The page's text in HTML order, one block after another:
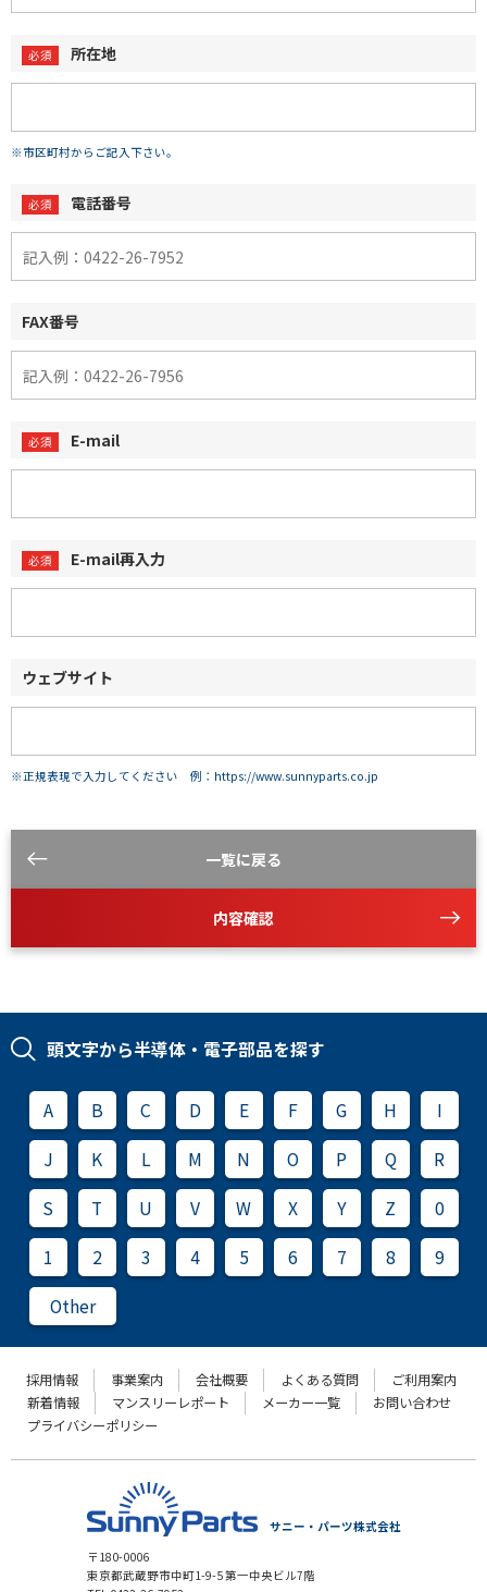
所在地
※市区町村からご記入下さい。
電話番号
FAX番号
E-mail
E-mail再入力
ウェブサイト
※正規表現で入力してください 例：https://www.sunnyparts.co.jp
一覧に戻る
内容確認
頭文字から半導体・電子部品を探す
A B C D E F G H
I
J
K L M N O P Q
R
S
T U V W X Y Z
0
1
2 3 4 5 6 7 8
9
Other
採用情報 事業案内 会社概要 よくある質問
ご利用案内
新着情報
マンスリーレポート メーカー一覧
お問い合わせ
プライバシーポリシー
サニー・パーツ株式会社
〒180-0006
東京都武蔵野市中町1-9-5 第一中央ビル7階